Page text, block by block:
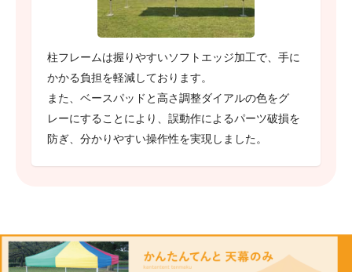
柱フレームは握りやすいソフトエッジ加工で、手に
かかる負担を軽減しております。
また、ベースパッドと高さ調整ダイアルの色をグ
レーにすることにより、誤動作によるパーツ破損を
防ぎ、分かりやすい操作性を実現しました。